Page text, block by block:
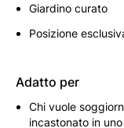
Giardino curato
Posizione
Adatto per
Chi vuole
incastonato in